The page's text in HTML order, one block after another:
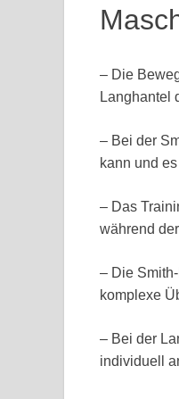
– Die
Langhantel
– Bei der
kann und
– Das
während
– Die
komplexe
– Bei der
individuell